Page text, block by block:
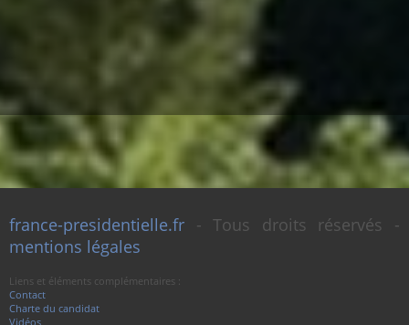
france-presidentielle.fr - Tous droits réservés -
mentions légales
Liens et éléments complémentaires :
Contact
Charte du candidat
Vidéos